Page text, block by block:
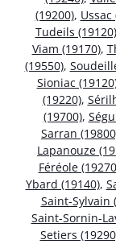
(19200), Ussac
Tudeils (19120)
Viam (19170),
(19550),
Sioniac
(19220),
(19700),
Sarran
Lapanouze
Féréole
Ybard (19140),
Saint-Sylvain
Saint-Sornin-
Setiers